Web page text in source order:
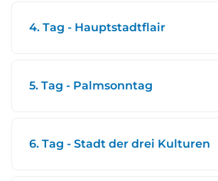
4. Tag - Hauptstadtflair
5. Tag - Palmsonntag
6. Tag - Stadt der drei Kulturen